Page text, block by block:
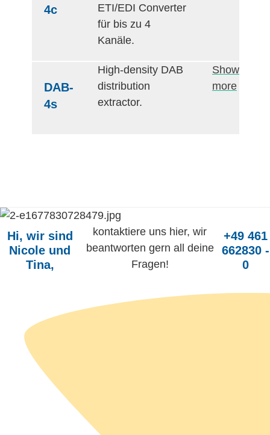
4c
ETI/EDI Converter
für bis zu 4
Kanäle.
DAB-
4s
High-density DAB
distribution
extractor.
Show
more
Hi, wir sind
Nicole und
Tina,
kontaktiere uns hier, wir
beantworten gern all deine
Fragen!
+49 461
662830 -
0